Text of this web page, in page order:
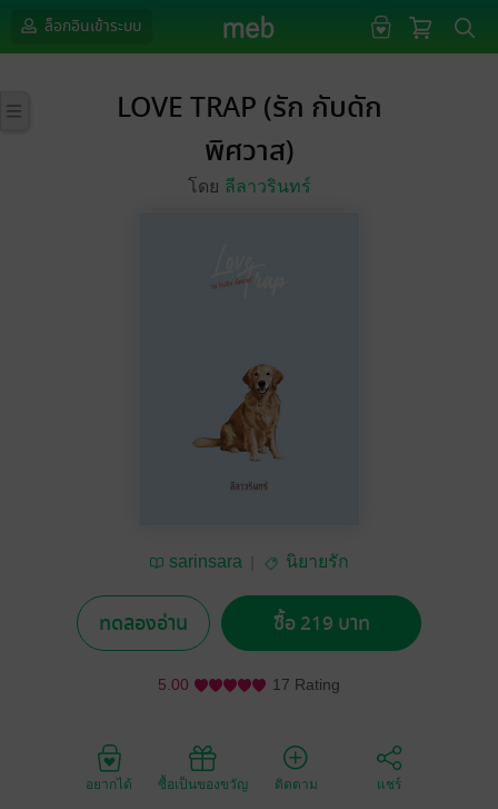
ล็อกอินเข้าระบบ
LOVE TRAP (รัก กับดัก
พิศวาส)
โดย ลีลาวรินทร์
sarinsara นิยายรัก
ทดลองอ่าน ซื้อ 219 บาท
5.00 17 Rating
อยากได้ ซื้อเป็นของขวัญ ติดตาม แชร์